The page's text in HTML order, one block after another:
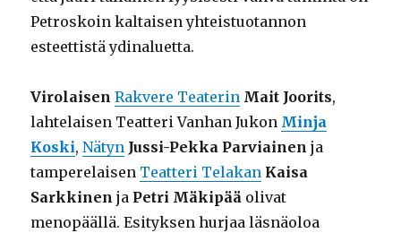
Petroskoin kaltaisen yhteistuotannon
esteettistä ydinaluetta.
Virolaisen Rakvere Teaterin Mait Joorits,
lahtelaisen Teatteri Vanhan Jukon Minja
Koski,Nätyn Jussi-Pekka Parviainen ja
tamperelaisen Teatteri Telakan Kaisa
Sarkkinen ja Petri Mäkipää olivat
menopäällä. Esityksen hurjaa läsnäoloa